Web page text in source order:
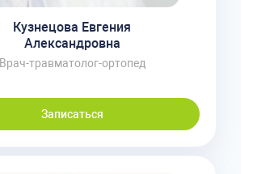
Кузнецова Евгения
Александровна
Врач-травматолог-ортопед
Записаться